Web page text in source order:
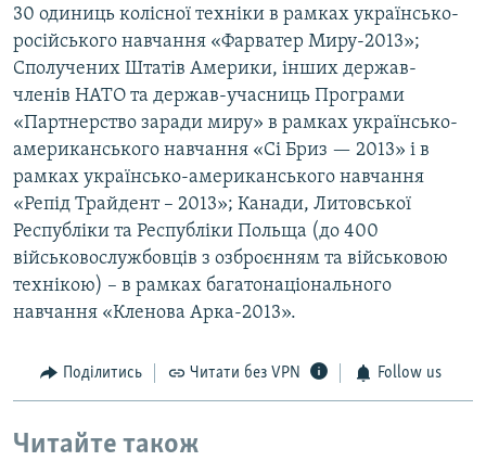
30 одиниць колісної техніки в рамках українсько-
російського навчання «Фарватер Миру-2013»;
Сполучених Штатів Америки, інших держав-
членів НАТО та держав-учасниць Програми
«Партнерство заради миру» в рамках українсько-
американського навчання «Сі Бриз — 2013» і в
рамках українсько-американського навчання
«Репід Трайдент – 2013»; Канади, Литовської
Республіки та Республіки Польща (до 400
військовослужбовців з озброєнням та військовою
технікою) – в рамках багатонаціонального
навчання «Кленова Арка-2013».
Поділитись Читати без VPN Follow us
Читайте також